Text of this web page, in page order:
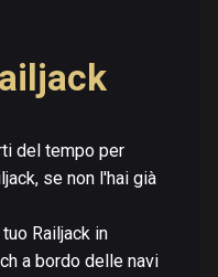
del tempo per
se non l'hai già
Railjack in
a bordo delle navi